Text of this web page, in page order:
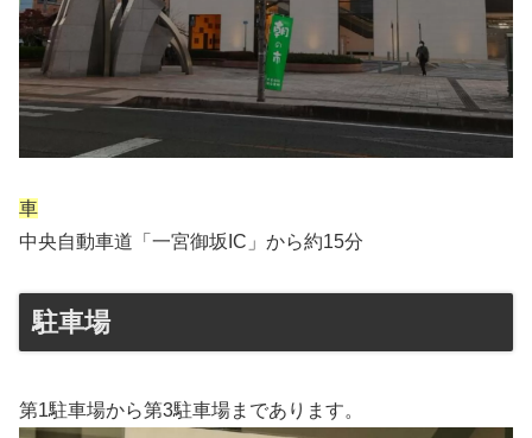
車
中央自動車道「一宮御坂IC」から約15分
駐車場
第1駐車場から第3駐車場まであります。